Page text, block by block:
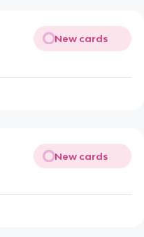
New cards
New cards